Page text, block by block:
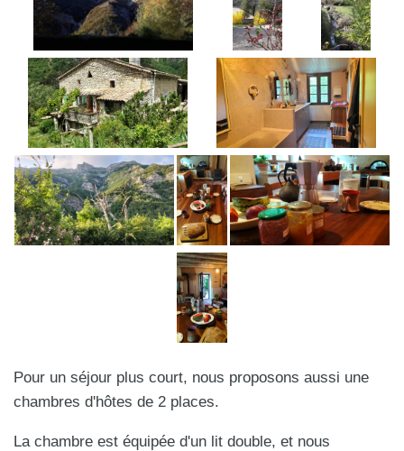
Pour un séjour plus court, nous proposons aussi une
chambres d'hôtes de 2 places.
La chambre est équipée d'un lit double, et nous